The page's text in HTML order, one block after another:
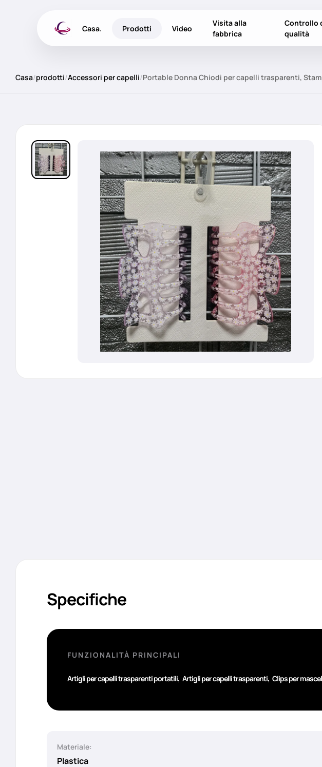
Casa. Prodotti Video
Visita alla
fabbrica
Controllo
qualità
Casa/prodotti/Accessori per capelli/Portable Donna Chiodi per capelli trasparenti,
Specifiche
FUNZIONALITÀ PRINCIPALI
Artigli per capelli trasparenti portatili, Artigli per capelli trasparenti, Clips per
Materiale:
Plastica